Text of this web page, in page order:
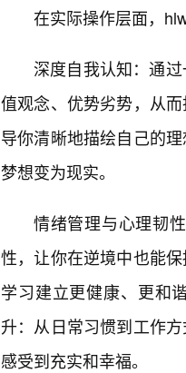
在实际操作层面，
深度自我认知：通
值观念、优势劣势，从
导你清晰地描绘自己的
梦想变为现实。
情绪管理与心理韧
性，让你在逆境中也能
学习建立更健康、更和
升：从日常习惯到工作
感受到充实和幸福。